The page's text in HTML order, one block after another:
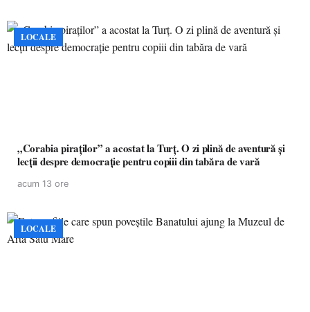
LOCALE
„Corabia piraților” a acostat la Turț. O zi plină de aventură și
lecții despre democrație pentru copiii din tabăra de vară
acum 13 ore
LOCALE